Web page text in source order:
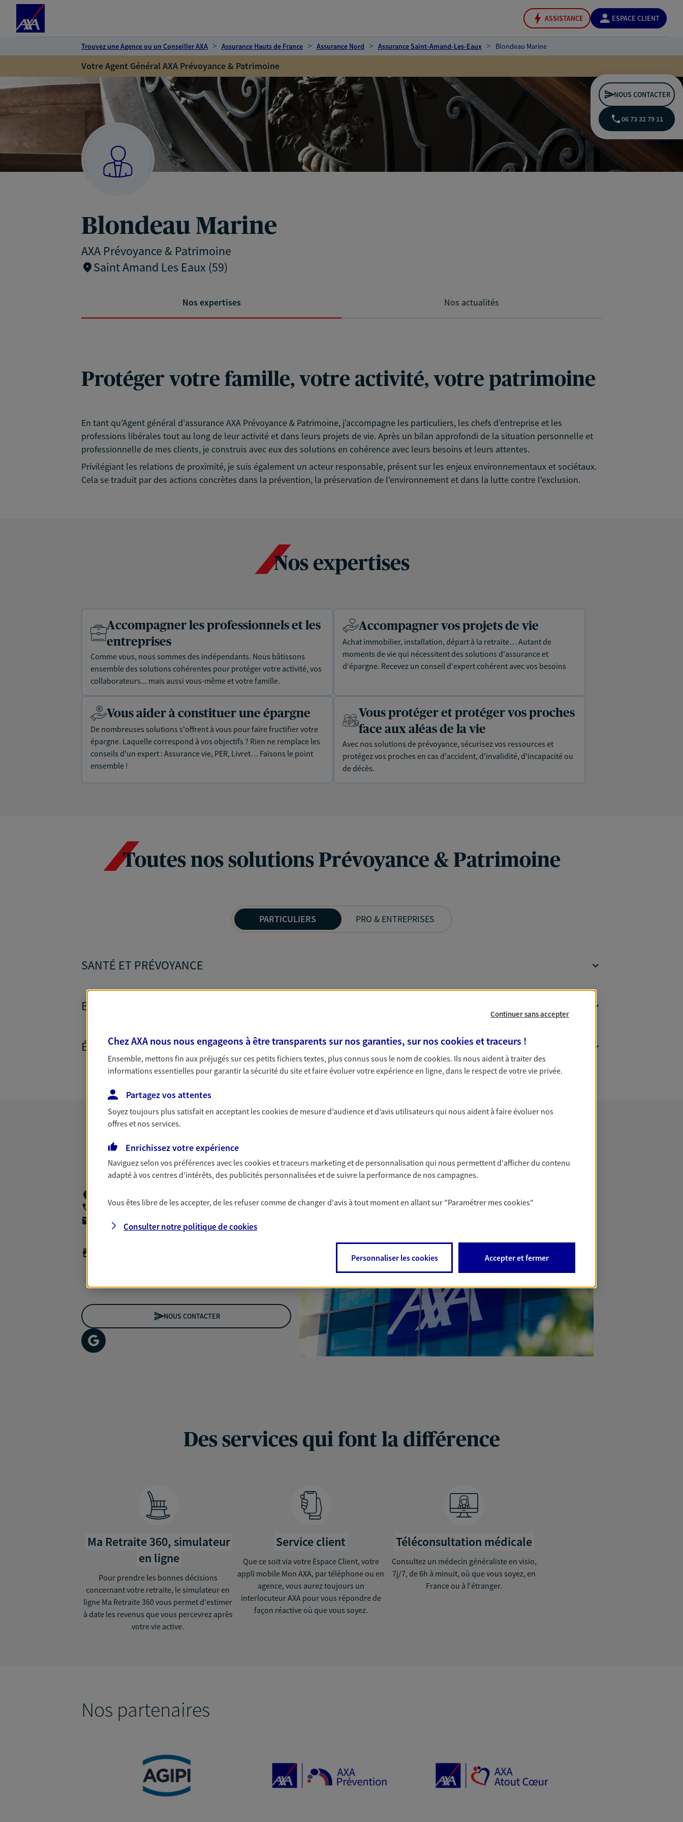
ASSISTANCE ESPACE CLIENT
Trouvez une Agence ou un Conseiller AXA Assurance Hauts de France Assurance Nord Assurance Saint-Amand-Les-Eaux Blondeau Marine
Votre Agent Général AXA Prévoyance & Patrimoine
Blondeau Marine
AXA Prévoyance & Patrimoine
Saint Amand Les Eaux (59)
NOUS CONTACTER
06 73 32 79 11
Nos expertises Nos actualités
Protéger votre famille, votre activité, votre patrimoine
En tant qu’Agent général d'assurance AXA Prévoyance & Patrimoine, j’accompagne les particuliers, les chefs d’entreprise et les
professions libérales tout au long de leur activité et dans leurs projets de vie. Après un bilan approfondi de la situation personnelle et
professionnelle de mes clients, je construis avec eux des solutions en cohérence avec leurs besoins et leurs attentes.
Privilégiant les relations de proximité, je suis également un acteur responsable, présent sur les enjeux environnementaux et sociétaux.
Cela se traduit par des actions concrètes dans la prévention, la préservation de l'environnement et dans la lutte contre l'exclusion.
Nos expertises
Accompagner les professionnels et les
entreprises
Comme vous, nous sommes des indépendants. Nous bâtissons
ensemble des solutions cohérentes pour protéger votre activité, vos
collaborateurs... mais aussi vous-même et votre famille.
Accompagner vos projets de vie
Achat immobilier, installation, départ à la retraite… Autant de
moments de vie qui nécessitent des solutions d'assurance et
d'épargne. Recevez un conseil d'expert cohérent avec vos besoins
Vous aider à constituer une épargne
De nombreuses solutions s'offrent à vous pour faire fructifier votre
épargne. Laquelle correspond à vos objectifs ? Rien ne remplace les
conseils d'un expert : Assurance vie, PER, Livret… Faisons le point
ensemble !
Vous protéger et protéger vos proches
face aux aléas de la vie
Avec nos solutions de prévoyance, sécurisez vos ressources et
protégez vos proches en cas d'accident, d'invalidité, d'incapacité ou
de décès.
Toutes nos solutions Prévoyance & Patrimoine
PARTICULIERS PRO & ENTREPRISES
SANTÉ ET PRÉVOYANCE
BANQUE ET CRÉDITS
ÉPARGNE ET RETRAITE
06 73 32 79 11
agencea2p.marine.blondeau@axa.fr
NOUS CONTACTER
Des services qui font la différence
Ma Retraite 360, simulateur
en ligne
Pour prendre les bonnes décisions
concernant votre retraite, le simulateur en
ligne Ma Retraite 360 vous permet d'estimer
à date les revenus que vous percevrez après
votre vie active.
Service client
Que ce soit via votre Espace Client, votre
appli mobile Mon AXA, par téléphone ou en
agence, vous aurez toujours un
interlocuteur AXA pour vous répondre de
façon réactive où que vous soyez.
Téléconsultation médicale
Consultez un médecin généraliste en visio,
7j/7, de 6h à minuit, où que vous soyez, en
France ou à l'étranger.
Nos partenaires
Continuer sans accepter
Chez AXA nous nous engageons à être transparents sur nos garanties, sur nos cookies et traceurs !
Ensemble, mettons fin aux préjugés sur ces petits fichiers textes, plus connus sous le nom decookies. Ils nous aident à traiter des
informations essentielles pour garantir la sécurité du site et faire évoluer votre expérience en ligne, dans le respect de votre vie privée.
Partagez vos attentes
Soyez toujours plus satisfait en acceptant lescookiesde mesure d’audience et d’avis utilisateurs qui nous aident à faire évoluer nos
offres et nos services.
Enrichissez votre expérience
Naviguez selon vos préférences avec lescookies et traceurs marketing et de personnalisation qui nous permettent d'afficher du contenu
adapté à vos centres d'intérêts, des publicités personnalisées et de suivre la performance de nos campagnes.
Vous êtes libre de les accepter, de les refuser comme de changer d'avis à tout moment en allant sur "Paramétrer mescookies"
Consulter notre politique decookies
Personnaliser les cookies Accepter et fermer